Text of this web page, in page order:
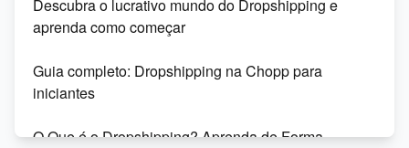
Descubra o lucrativo mundo do Dropshipping e
aprenda como começar
Guia completo: Dropshipping na Chopp para
iniciantes
O Que é o Dropshipping? Aprenda de Forma